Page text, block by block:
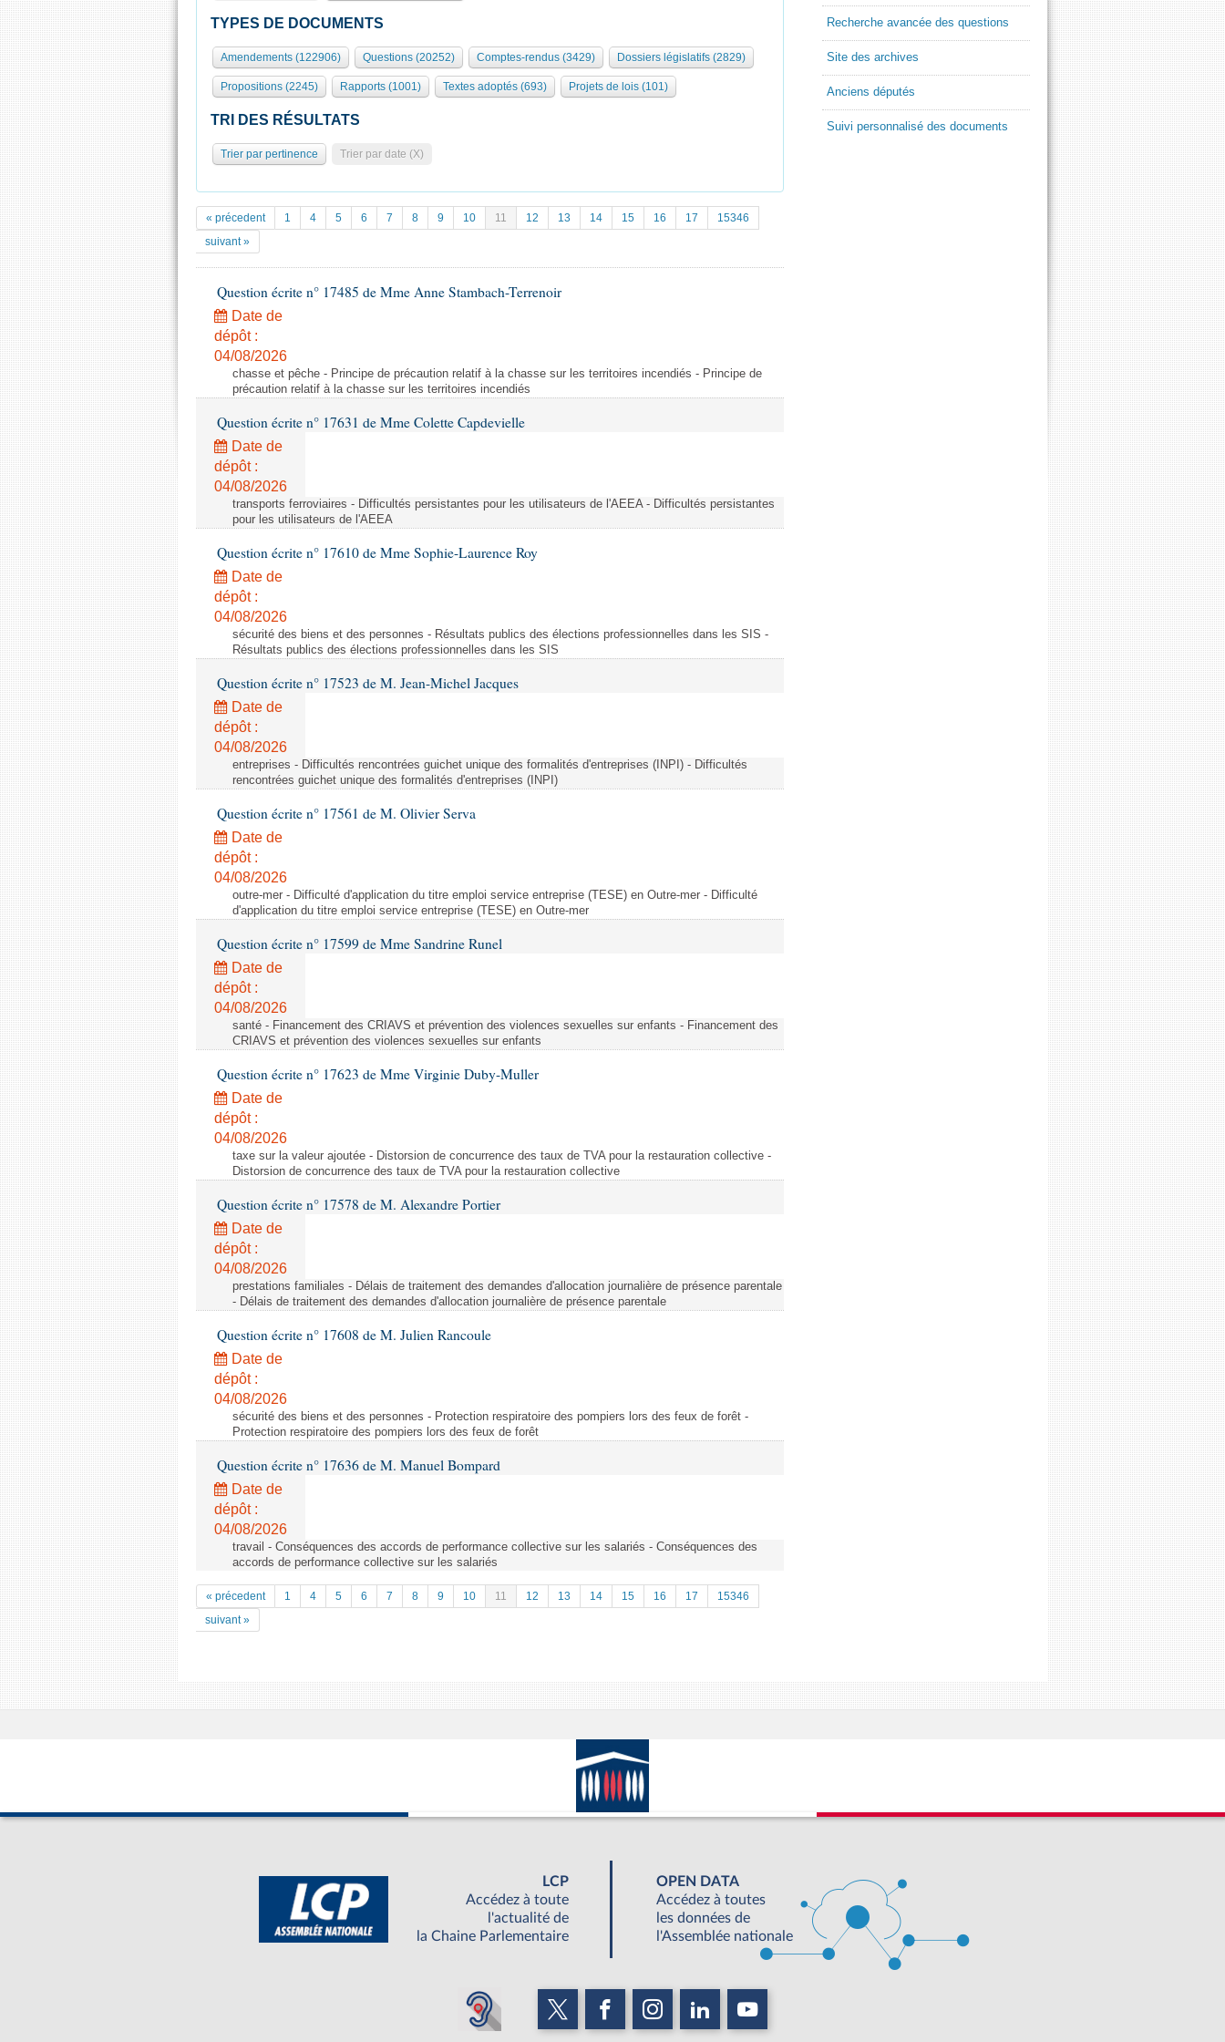
TYPES DE DOCUMENTS
Amendements (122906) Questions (20252) Comptes-rendus (3429) Dossiers législatifs (2829)
Propositions (2245) Rapports (1001) Textes adoptés (693) Projets de lois (101)
TRI DES RÉSULTATS
Trier par pertinence Trier par date (X)
« précedent 1 4 5 6 7 8 9 10 11 12 13 14 15 16 17
15346
suivant »
Question écrite n° 17485 de Mme Anne Stambach-Terrenoir
Date de
dépôt :
04/08/2026
chasse et pêche - Principe de précaution relatif à la chasse sur les territoires incendiés - Principe de
précaution relatif à la chasse sur les territoires incendiés
Question écrite n° 17631 de Mme Colette Capdevielle
Date de
dépôt :
04/08/2026
transports ferroviaires - Difficultés persistantes pour les utilisateurs de l'AEEA - Difficultés persistantes
pour les utilisateurs de l'AEEA
Question écrite n° 17610 de Mme Sophie-Laurence Roy
Date de
dépôt :
04/08/2026
sécurité des biens et des personnes - Résultats publics des élections professionnelles dans les SIS -
Résultats publics des élections professionnelles dans les SIS
Question écrite n° 17523 de M. Jean-Michel Jacques
Date de
dépôt :
04/08/2026
entreprises - Difficultés rencontrées guichet unique des formalités d'entreprises (INPI) - Difficultés
rencontrées guichet unique des formalités d'entreprises (INPI)
Question écrite n° 17561 de M. Olivier Serva
Date de
dépôt :
04/08/2026
outre-mer - Difficulté d'application du titre emploi service entreprise (TESE) en Outre-mer - Difficulté
d'application du titre emploi service entreprise (TESE) en Outre-mer
Question écrite n° 17599 de Mme Sandrine Runel
Date de
dépôt :
04/08/2026
santé - Financement des CRIAVS et prévention des violences sexuelles sur enfants - Financement des
CRIAVS et prévention des violences sexuelles sur enfants
Question écrite n° 17623 de Mme Virginie Duby-Muller
Date de
dépôt :
04/08/2026
taxe sur la valeur ajoutée - Distorsion de concurrence des taux de TVA pour la restauration collective -
Distorsion de concurrence des taux de TVA pour la restauration collective
Question écrite n° 17578 de M. Alexandre Portier
Date de
dépôt :
04/08/2026
prestations familiales - Délais de traitement des demandes d'allocation journalière de présence parentale
- Délais de traitement des demandes d'allocation journalière de présence parentale
Question écrite n° 17608 de M. Julien Rancoule
Date de
dépôt :
04/08/2026
sécurité des biens et des personnes - Protection respiratoire des pompiers lors des feux de forêt -
Protection respiratoire des pompiers lors des feux de forêt
Question écrite n° 17636 de M. Manuel Bompard
Date de
dépôt :
04/08/2026
travail - Conséquences des accords de performance collective sur les salariés - Conséquences des
accords de performance collective sur les salariés
« précedent 1 4 5 6 7 8 9 10 11 12 13 14 15 16 17
15346
suivant »
Recherche avancée des questions
Site des archives
Anciens députés
Suivi personnalisé des documents
LCP
Accédez à toute
l'actualité de
la Chaine Parlementaire
OPEN DATA
Accédez à toutes
les données de
l'Assemblée nationale